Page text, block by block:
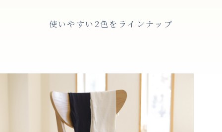
使いやすい2色をラインナップ